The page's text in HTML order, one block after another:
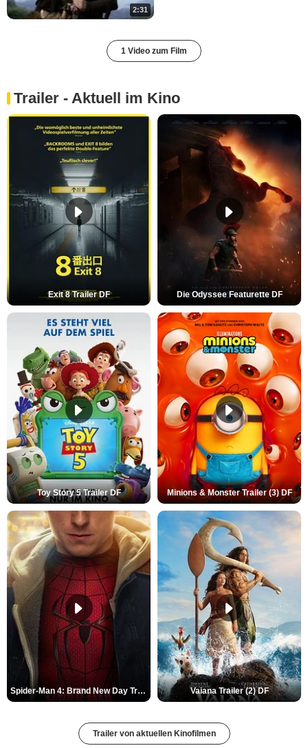
2:31
1 Video zum Film
Trailer - Aktuell im Kino
Exit 8 Trailer DF Die Odyssee Featurette DF
Toy Story 5 Trailer DF Minions & Monster Trailer (3) DF
Spider-Man 4: Brand New Day Trailer (3) DF Vaiana Trailer (2) DF
Trailer von aktuellen Kinofilmen